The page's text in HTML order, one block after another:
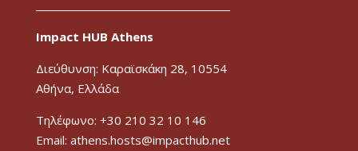
Impact HUB Athens
Διεύθυνση: Καραϊσκάκη 28, 10554
Αθήνα, Ελλάδα
Τηλέφωνο: +30 210 32 10 146
Email: athens.hosts@impacthub.net